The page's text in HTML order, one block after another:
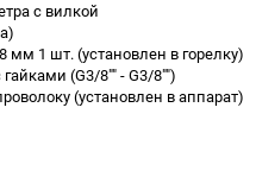
с вилкой
1 шт. (установлен в горелку)
(G3/8"" - G3/8"")
(установлен в аппарат)